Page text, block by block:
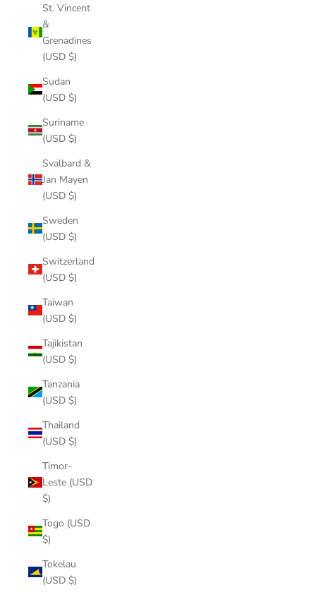
St. Vincent
&
Grenadines
(USD $)
Sudan
(USD $)
Suriname
(USD $)
Svalbard &
Jan Mayen
(USD $)
Sweden
(USD $)
Switzerland
(USD $)
Taiwan
(USD $)
Tajikistan
(USD $)
Tanzania
(USD $)
Thailand
(USD $)
Timor-
Leste (USD
$)
Togo (USD
$)
Tokelau
(USD $)